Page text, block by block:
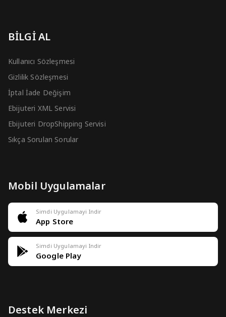
BİLGİ AL
Kullanıcı Sözleşmesi
Gizlilik Sözleşmesi
İptal İade Değişim
Ebijuteri XML Servisi
Ebijuteri DropShipping Servisi
Sıkça Sorulan Sorular
Mobil Uygulamalar
Simdi Uygulamayi Indir
App Store
Simdi Uygulamayi Indir
Google Play
Destek Merkezi